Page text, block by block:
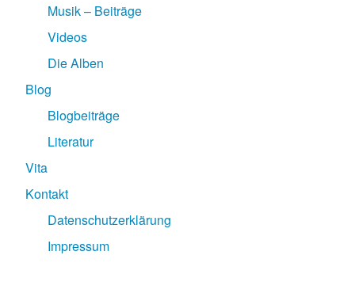
Musik – Beiträge
Videos
Die Alben
Blog
Blogbeiträge
Literatur
Vita
Kontakt
Datenschutzerklärung
Impressum